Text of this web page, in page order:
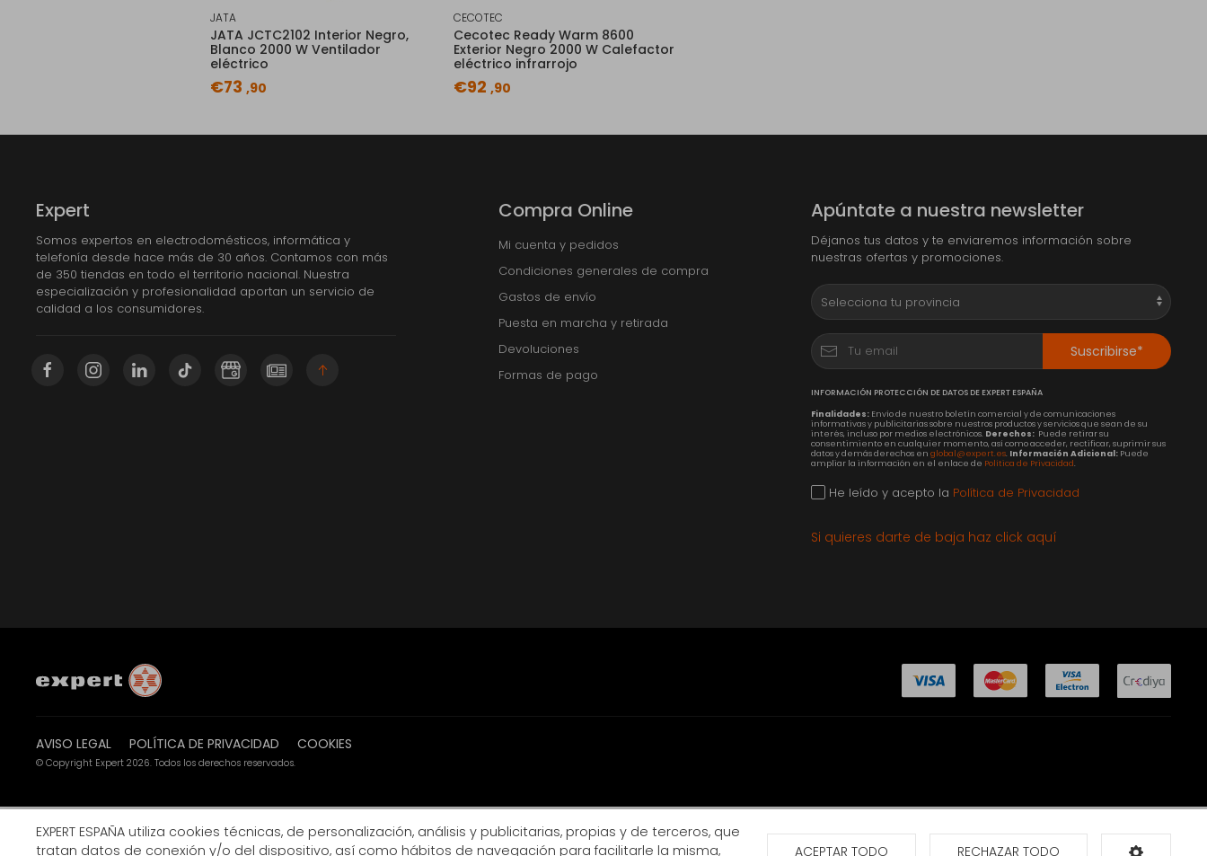
JATA
JATA JCTC2102 Interior Negro,
Blanco 2000 W Ventilador
eléctrico
€73 ,90
CECOTEC
Cecotec Ready Warm 8600
Exterior Negro 2000 W Calefactor
eléctrico infrarrojo
€92,90
Expert
Somos expertos en electrodomésticos, informática y
telefonía desde hace más de 30 años. Contamos con más
de 350 tiendas en todo el territorio nacional. Nuestra
especialización y profesionalidad aportan un servicio de
calidad a los consumidores.
Compra Online
Mi cuenta y pedidos
Condiciones generales de compra
Gastos de envío
Puesta en marcha y retirada
Devoluciones
Formas de pago
Apúntate a nuestra newsletter
Déjanos tus datos y te enviaremos información sobre
nuestras ofertas y promociones.
Suscribirse*
INFORMACIÓN PROTECCIÓN DE DATOS DE EXPERT ESPAÑA
Finalidades:Envío de nuestro boletín comercial y de comunicaciones
informativas y publicitarias sobre nuestros productos y servicios que sean de su
interés, incluso por medios electrónicos. Derechos:Puede retirar su
consentimiento en cualquier momento, así como acceder, rectificar, suprimir sus
datos y demás derechos en global@expert.es. Información Adicional:Puede
ampliar la información en el enlace de Política de Privacidad.
He leído y acepto la Política de Privacidad
Si quieres darte de baja haz click aquí
AVISO LEGAL POLÍTICA DE PRIVACIDAD COOKIES
© Copyright Expert 2026. Todos los derechos reservados.
EXPERT ESPAÑA utiliza cookies técnicas, de personalización, análisis y publicitarias, propias y de terceros, que
tratan datos de conexión y/o del dispositivo, así como hábitos de navegación para facilitarle la misma,
ACEPTAR TODO RECHAZAR TODO